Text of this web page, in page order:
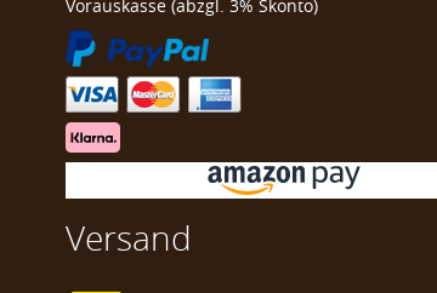
Vorauskasse (abzgl. 3% Skonto)
Versand